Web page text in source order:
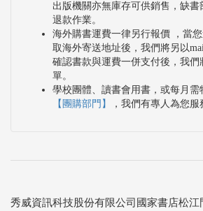
出版機關亦無庫存可供銷售，缺
退款作業。
海外購書運費一律另行報價 ，當
取海外寄送地址後，我們將另以
確認書款與運費一併支付後，我們
單。
學校團體、讀書會用書，或每月需
【團購部門】
，我們有專人為您服
秀威資訊科技股份有限公司國家書店松